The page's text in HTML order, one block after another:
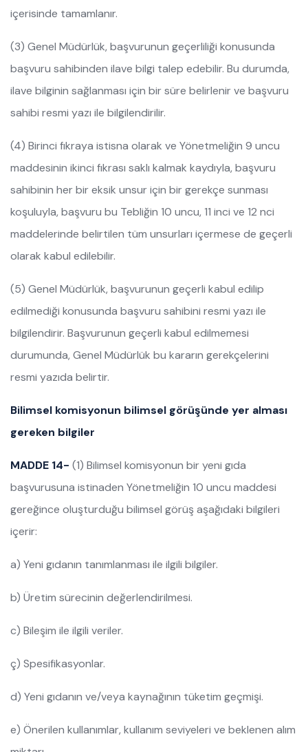
içerisinde tamamlanır.
(3) Genel Müdürlük, başvurunun geçerliliği konusunda
başvuru sahibinden ilave bilgi talep edebilir. Bu durumda,
ilave bilginin sağlanması için bir süre belirlenir ve başvuru
sahibi resmi yazı ile bilgilendirilir.
(4) Birinci fıkraya istisna olarak ve Yönetmeliğin 9 uncu
maddesinin ikinci fıkrası saklı kalmak kaydıyla, başvuru
sahibinin her bir eksik unsur için bir gerekçe sunması
koşuluyla, başvuru bu Tebliğin 10 uncu, 11 inci ve 12 nci
maddelerinde belirtilen tüm unsurları içermese de geçerli
olarak kabul edilebilir.
(5) Genel Müdürlük, başvurunun geçerli kabul edilip
edilmediği konusunda başvuru sahibini resmi yazı ile
bilgilendirir. Başvurunun geçerli kabul edilmemesi
durumunda, Genel Müdürlük bu kararın gerekçelerini
resmi yazıda belirtir.
Bilimsel komisyonun bilimsel görüşünde yer alması
gereken bilgiler
MADDE 14- (1) Bilimsel komisyonun bir yeni gıda
başvurusuna istinaden Yönetmeliğin 10 uncu maddesi
gereğince oluşturduğu bilimsel görüş aşağıdaki bilgileri
içerir:
a) Yeni gıdanın tanımlanması ile ilgili bilgiler.
b) Üretim sürecinin değerlendirilmesi.
c) Bileşim ile ilgili veriler.
ç) Spesifikasyonlar.
d) Yeni gıdanın ve/veya kaynağının tüketim geçmişi.
e) Önerilen kullanımlar, kullanım seviyeleri ve beklenen alım